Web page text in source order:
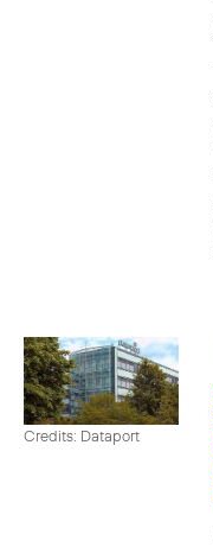
Credits: Dataport